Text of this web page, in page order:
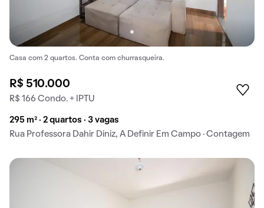
Casa com 2 quartos. Conta com churrasqueira.
R$ 510.000
R$ 166 Condo. + IPTU
295 m² · 2 quartos · 3 vagas
Rua Professora Dahir Diniz, A Definir Em Campo · Contagem